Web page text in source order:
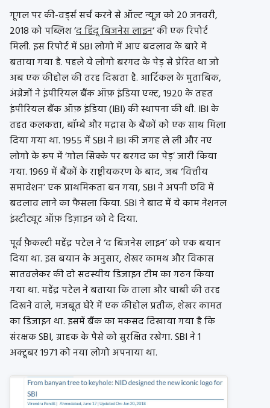
गूगल पर की-वर्ड्स सर्च करने से ऑल्ट न्यूज़ को 20 जनवरी,
2018 को पब्लिश ‘द हिंदू बिजनेस लाइन‘ की एक रिपोर्ट
मिली. इस रिपोर्ट में SBI लोगो में आए बदलाव के बारे में
बताया गया है. पहले ये लोगो बरगद के पेड़ से प्रेरित था जो
अब एक कीहोल की तरह दिखता है. आर्टिकल के मुताबिक,
अंग्रेजों ने इंपीरियल बैंक ऑफ़ इंडिया एक्ट, 1920 के तहत
इंपीरियल बैंक ऑफ़ इंडिया (IBI) की स्थापना की थी. IBI के
तहत कलकत्ता, बॉम्बे और मद्रास के बैंकों को एक साथ मिला
दिया गया था. 1955 में SBI ने IBI की जगह ले ली और नए
लोगो के रूप में ‘गोल सिक्के पर बरगद का पेड़’ जारी किया
गया. 1969 में बैंकों के राष्ट्रीयकरण के बाद, जब ‘वित्तीय
समावेशन’ एक प्राथमिकता बन गया, SBI ने अपनी छवि में
बदलाव लाने का फैसला किया. SBI ने बाद में ये काम नेशनल
इंस्टीट्यूट ऑफ़ डिज़ाइन को दे दिया.
पूर्व फ़ैकल्टी महेंद्र पटेल ने ‘द बिजनेस लाइन’ को एक बयान
दिया था. इस बयान के अनुसार, शेखर कामथ और विकास
सातवलेकर की दो सदस्यीय डिजाइन टीम का गठन किया
गया था. महेंद्र पटेल ने बताया कि ताला और चाबी की तरह
दिखने वाले, मजबूत घेरे में एक कीहोल प्रतीक, शेखर कामत
का डिजाइन था. इसमें बैंक का मकसद दिखाया गया है कि
संरक्षक SBI, ग्राहक के पैसे को सुरक्षित रखेगा. SBI ने 1
अक्टूबर 1971 को नया लोगो अपनाया था.